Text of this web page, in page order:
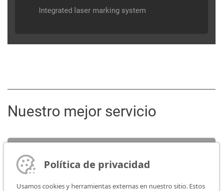
Integrated laser marking system
Nuestro mejor servicio
Persona de contacto
Política de privacidad
Usamos cookies y herramientas externas en nuestro sitio. Estos